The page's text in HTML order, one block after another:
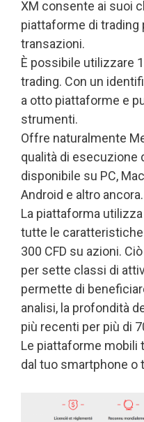
XM consente ai suoi
piattaforme di
transazioni.
È possibile utilizzare
trading. Con un
a otto piattaforme e
strumenti.
Offre naturalmente
qualità di esecuzione
disponibile su PC,
Android e altro ancora.
La piattaforma
tutte le caratteristiche
300 CFD su azioni.
per sette classi di
permette di
analisi, la profondità
più recenti per più di
Le piattaforme mobili
dal tuo smartphone o